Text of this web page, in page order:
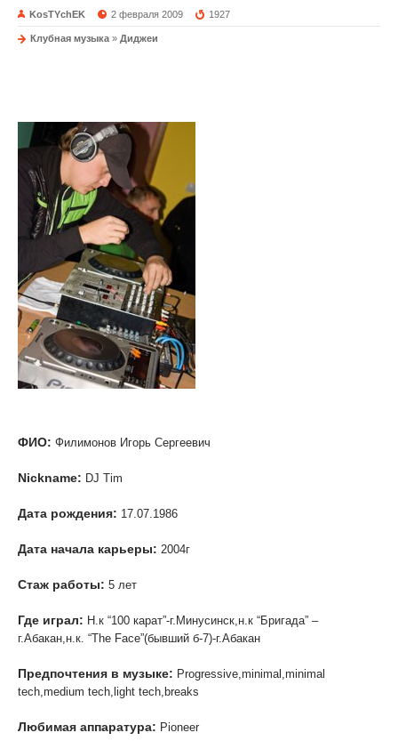
KosTYchEK 2 февраля 2009 1927
Клубная музыка » Диджеи
ФИО: Филимонов Игорь Сергеевич
Nickname: DJ Tim
Дата рождения: 17.07.1986
Дата начала карьеры: 2004г
Стаж работы: 5 лет
Где играл: Н.к “100 карат”-г.Минусинск,н.к “Бригада” –
г.Абакан,н.к. “The Face”(бывший б-7)-г.Абакан
Предпочтения в музыке: Progressive,minimal,minimal
tech,medium tech,light tech,breaks
Любимая аппаратура: Pioneer